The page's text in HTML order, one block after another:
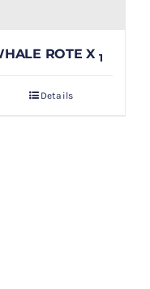
ROTE X 1
Details